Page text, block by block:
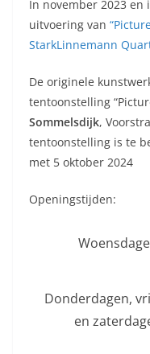
In november 2023 en
uitvoering van
StarkLinnemann
De originele
tentoonstelling
Sommelsdijk,
tentoonstelling is te
met 5 oktober 2024
Openingstijden:
Donderdagen,
en